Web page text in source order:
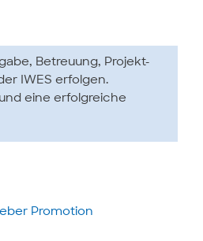
Betreuung, Projekt-
IWES erfolgen.
eine erfolgreiche
Promotion